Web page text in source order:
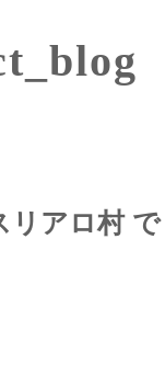
リアロ村